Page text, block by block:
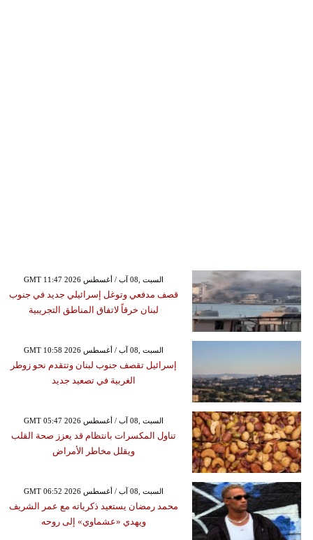
GMT 11:47 2026 السبت ,08 آب / أغسطس
قصف مدفعي وتوغل إسرائيلي جديد في جنوب
لبنان خرقاً لاتفاق المناطق التجريبية
GMT 10:58 2026 السبت ,08 آب / أغسطس
إسرائيل تقصف جنوب لبنان وتتقدم نحو زوطر
الغربية في تصعيد جديد
GMT 05:47 2026 السبت ,08 آب / أغسطس
تناول المكسرات بانتظام قد يعزز صحة القلب
ويقلل مخاطر الأمراض
GMT 06:52 2026 السبت ,08 آب / أغسطس
محمد رمضان يستعيد ذكرياته مع عمر الشريف
ويهدي «عشماوي» إلى روحه